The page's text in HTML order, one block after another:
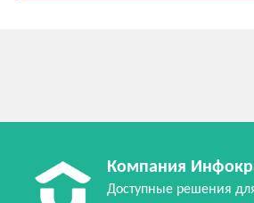
Компания
Доступные решения